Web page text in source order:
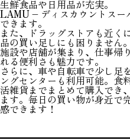
生鮮食品や日用品が充実。
LAMU– ディスカウントスー
できます。
また、ドラッグストアも近く
品の買い足しにも困りません
施設や店舗が集まり、仕事帰
れる便利さも魅力です。
さらに、車や自転車で少し足
ングセンターも利用可能。食
活雑貨までまとめて購入でき
ます。毎日の買い物が身近で
感できます！